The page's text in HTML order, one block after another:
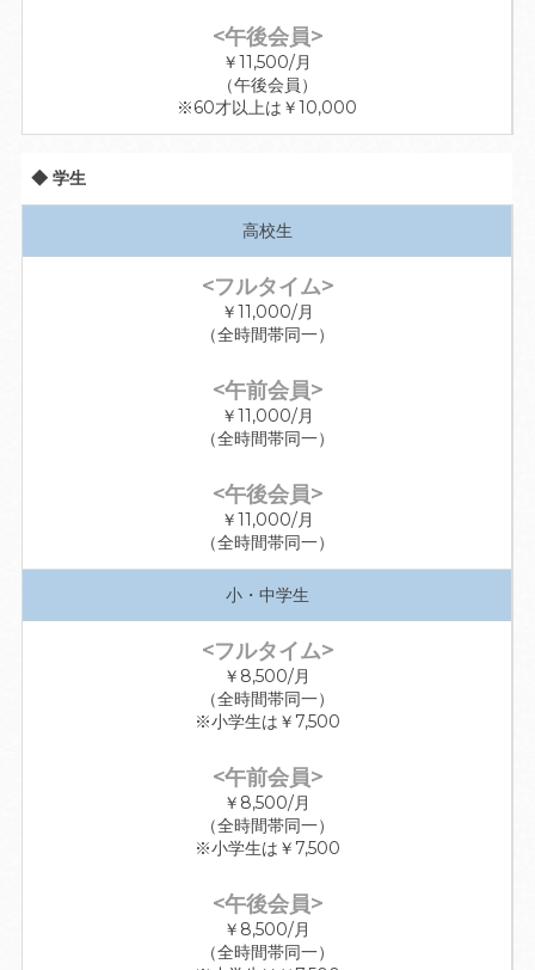
￥11,500/月
（午後会員）
※60才以上は￥10,000
◆ 学生
高校生
￥11,000/月
（全時間帯同一）
￥11,000/月
（全時間帯同一）
￥11,000/月
（全時間帯同一）
小・中学生
￥8,500/月
（全時間帯同一）
※小学生は￥7,500
￥8,500/月
（全時間帯同一）
※小学生は￥7,500
￥8,500/月
（全時間帯同一）